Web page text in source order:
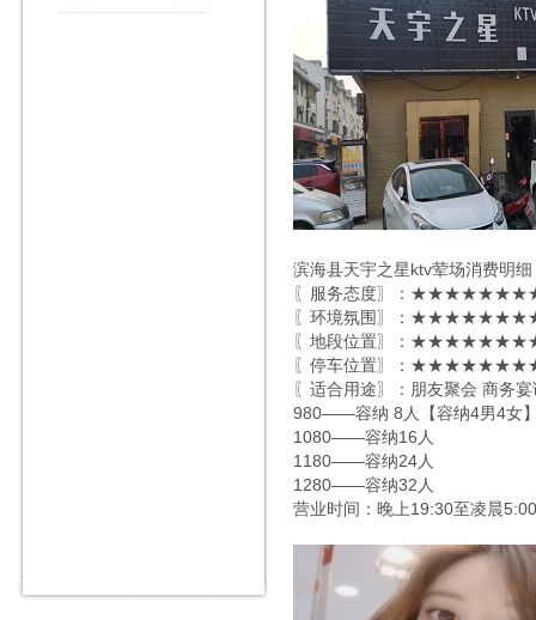
滨海县天宇之星ktv荤场消费明细
〖服务态度〗：
〖环境氛围〗：
〖地段位置〗：
〖停车位置〗：
〖适合用途〗：朋友聚会 商务宴
980——容纳 8人【容纳4男4女
1080——容纳16人
1180——容纳24人
1280——容纳32人
营业时间：晚上19:30至凌晨5:00